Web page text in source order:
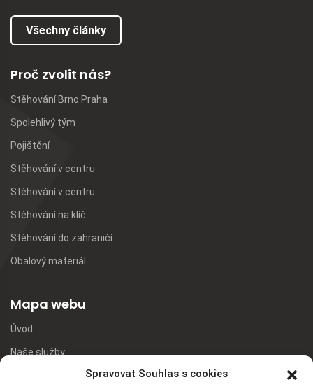
Spravovat Souhlas s cookies
Všechny články
Proč zvolit nás?
Stěhování Brno Praha
Spolehlivý tým
Pojištění
Stěhování v centru
Stěhování v centru
Stěhování na klíč
Stěhování do zahraničí
Obalový materiál
Mapa webu
Úvod
Naše služby